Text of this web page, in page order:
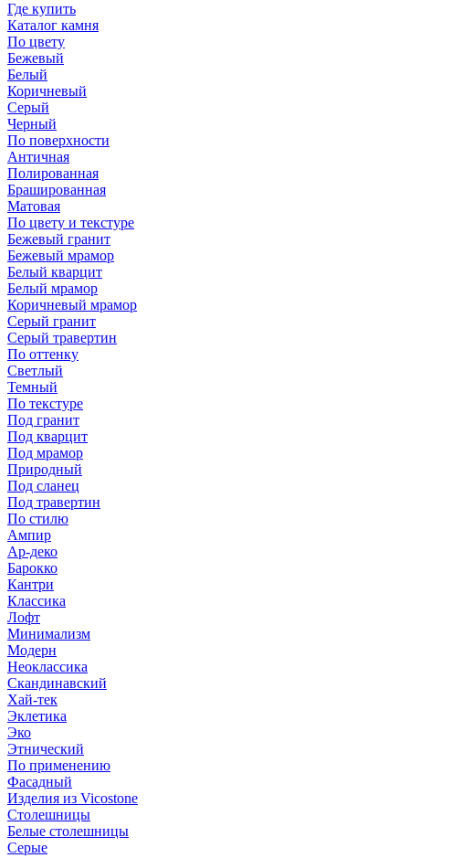
Где купить
Каталог камня
По цвету
Бежевый
Белый
Коричневый
Серый
Черный
По поверхности
Античная
Полированная
Брашированная
Матовая
По цвету и текстуре
Бежевый гранит
Бежевый мрамор
Белый кварцит
Белый мрамор
Коричневый мрамор
Серый гранит
Серый травертин
По оттенку
Светлый
Темный
По текстуре
Под гранит
Под кварцит
Под мрамор
Природный
Под сланец
Под травертин
По стилю
Ампир
Ар-деко
Барокко
Кантри
Классика
Лофт
Минимализм
Модерн
Неоклассика
Скандинавский
Хай-тек
Эклетика
Эко
Этнический
По применению
Фасадный
Изделия из Vicostone
Столешницы
Белые столешницы
Серые